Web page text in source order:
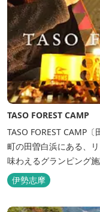
TASO FOREST CAMP
TASO FOREST CAMP
町の田曽白浜にある、
味わえるグランピング施設です。 紹介
https://
伊勢志摩